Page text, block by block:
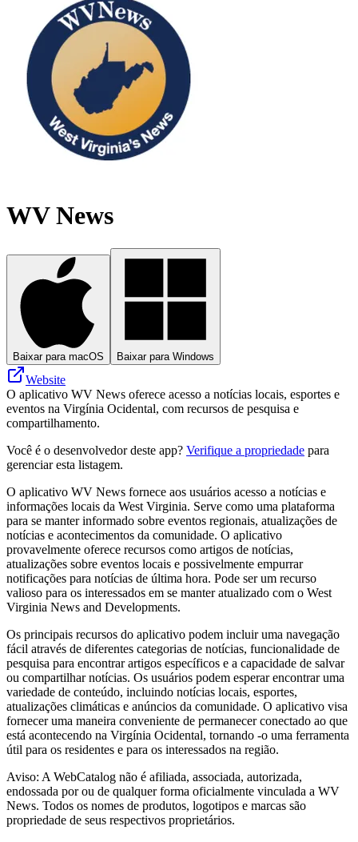
WV News
Baixar para macOS Baixar para Windows
Website
O aplicativo WV News oferece acesso a notícias locais, esportes e
eventos na Virgínia Ocidental, com recursos de pesquisa e
compartilhamento.
Você é o desenvolvedor deste app? Verifique a propriedade para
gerenciar esta listagem.
O aplicativo WV News fornece aos usuários acesso a notícias e
informações locais da West Virginia. Serve como uma plataforma
para se manter informado sobre eventos regionais, atualizações de
notícias e acontecimentos da comunidade. O aplicativo
provavelmente oferece recursos como artigos de notícias,
atualizações sobre eventos locais e possivelmente empurrar
notificações para notícias de última hora. Pode ser um recurso
valioso para os interessados ​​em se manter atualizado com o West
Virginia News and Developments.
Os principais recursos do aplicativo podem incluir uma navegação
fácil através de diferentes categorias de notícias, funcionalidade de
pesquisa para encontrar artigos específicos e a capacidade de salvar
ou compartilhar notícias. Os usuários podem esperar encontrar uma
variedade de conteúdo, incluindo notícias locais, esportes,
atualizações climáticas e anúncios da comunidade. O aplicativo visa
fornecer uma maneira conveniente de permanecer conectado ao que
está acontecendo na Virgínia Ocidental, tornando -o uma ferramenta
útil para os residentes e para os interessados ​​na região.
Aviso: A WebCatalog não é afiliada, associada, autorizada,
endossada por ou de qualquer forma oficialmente vinculada a WV
News. Todos os nomes de produtos, logotipos e marcas são
propriedade de seus respectivos proprietários.